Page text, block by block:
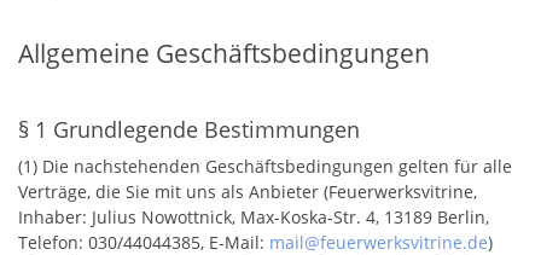
Allgemeine Geschäftsbedingungen
§ 1 Grundlegende Bestimmungen
(1) Die nachstehenden Geschäftsbedingungen gelten für alle
Verträge, die Sie mit uns als Anbieter (Feuerwerksvitrine,
Inhaber: Julius Nowottnick, Max-Koska-Str. 4, 13189 Berlin,
Telefon: 030/44044385, E-Mail: mail@feuerwerksvitrine.de)